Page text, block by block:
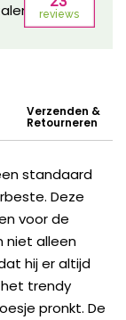
mogelijk!
Verzenden &
Retourneren
standaard
Deze
voor de
niet alleen
hij er altijd
het trendy
pronkt. De